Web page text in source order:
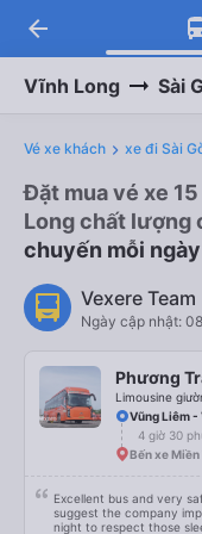
arrow_back
Vĩnh Long Sài
Vé xe khách xe đi Sài
Đặt mua vé xe
Long chất lượng
chuyến mỗi ngày
Vexere Team
Ngày cập nhật:
Phương
Limousine
Vũng Liêm -
4 giờ 30
Bến xe Miền
Excellent bus and very
suggest the company
night to respect those